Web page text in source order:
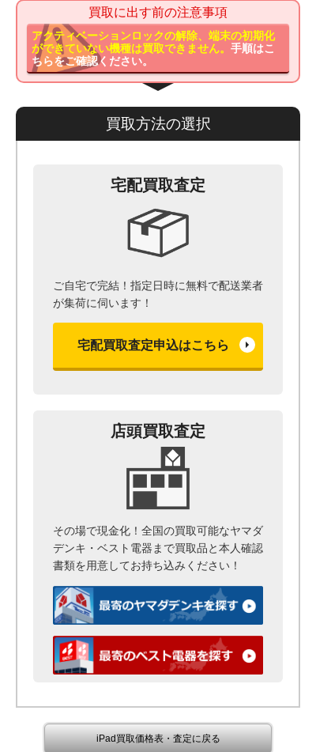
買取に出す前の注意事項
アクティベーションロックの解除、端末の初期化
ができていない機種は買取できません。手順はこ
ちらをご確認ください。
買取方法の選択
宅配買取査定
ご自宅で完結！指定日時に無料で配送業者
が集荷に伺います！
宅配買取査定申込はこちら
店頭買取査定
その場で現金化！全国の買取可能なヤマダ
デンキ・ベスト電器まで買取品と本人確認
書類を用意してお持ち込みください！
iPad買取価格表・査定に戻る